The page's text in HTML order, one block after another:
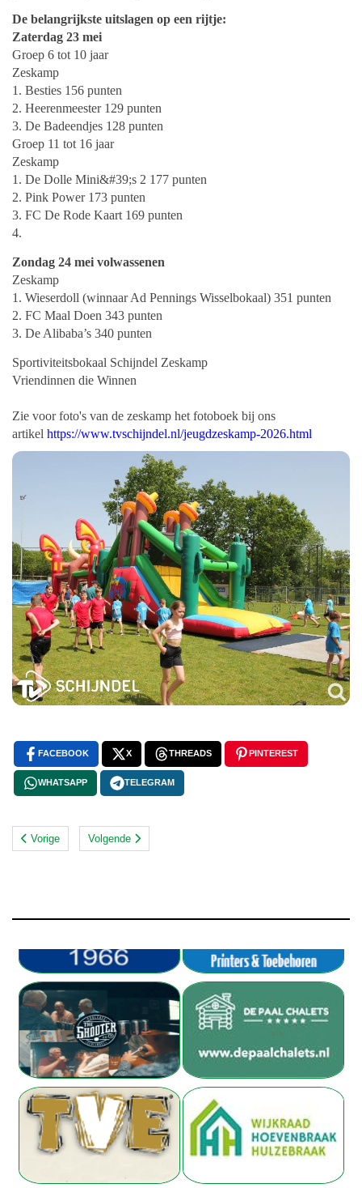
De belangrijkste uitslagen op een rijtje:
Zaterdag 23 mei
Groep 6 tot 10 jaar
Zeskamp
1. Besties 156 punten
2. Heerenmeester 129 punten
3. De Badeendjes 128 punten
Groep 11 tot 16 jaar
Zeskamp
1. De Dolle Mini&#39;s 2 177 punten
2. Pink Power 173 punten
3. FC De Rode Kaart 169 punten
4.
Zondag 24 mei volwassenen
Zeskamp
1. Wieserdoll (winnaar Ad Pennings Wisselbokaal) 351 punten
2. FC Maal Doen 343 punten
3. De Alibaba’s 340 punten
Sportiviteitsbokaal Schijndel Zeskamp
Vriendinnen die Winnen
Zie voor foto's van de zeskamp het fotoboek bij ons
artikel https://www.tvschijndel.nl/jeugdzeskamp-2026.html
FACEBOOK X THREADS PINTEREST
WHATSAPP TELEGRAM
Vorige Volgende